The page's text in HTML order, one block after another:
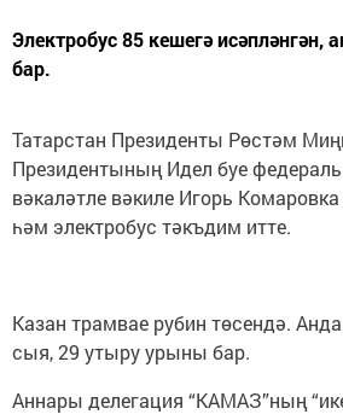
Электробус 85 кешегә исәпләнгән,
бар.
Татарстан Президенты Рөстәм
Президентының Идел буе
вәкаләтле вәкиле Игорь
һәм электробус тәкъдим итте.
Казан трамвае рубин төсендә.
сыя, 29 утыру урыны бар.
Аннары делегация “КАМАЗ”ның